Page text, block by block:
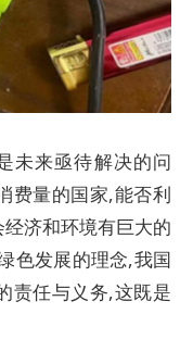
未来亟待解决的问
费量的国家,能否利
济和环境有巨大的
色发展的理念,我国
责任与义务,这既是